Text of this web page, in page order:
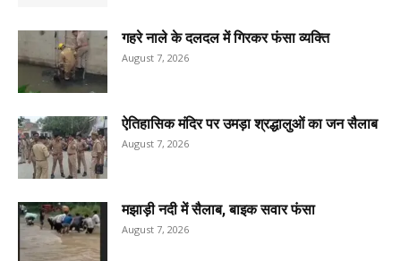
गहरे नाले के दलदल में गिरकर फंसा व्यक्ति
August 7, 2026
ऐतिहासिक मंदिर पर उमड़ा श्रद्धालुओं का जन सैलाब
August 7, 2026
मझाड़ी नदी में सैलाब, बाइक सवार फंसा
August 7, 2026